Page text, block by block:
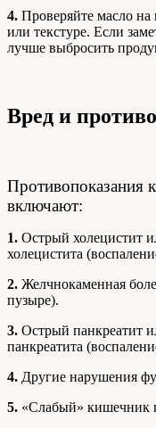
4. Проверяйте масло на
или текстуре. Если
лучше выбросить
Вред и
Противопоказания
включают:
1. Острый холецистит
холецистита
2. Желчнокаменная
пузыре).
3. Острый панкреатит
панкреатита
4. Другие нарушения
5. «Слабый» кишечник